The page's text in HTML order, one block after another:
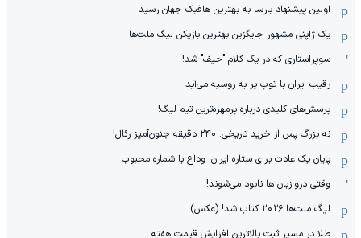
اولین پیشنهاد بارسا به بهترین هافبک جهان رسید
یک ژاپنی مشهور جایگزین بهترین بازیکن لیگ ملت‌ها
سوپراستاری که در یک کلام "حیف" شد!
رقیب ایران با توپ پر به روسیه می‌آید
پرسش‌های کلیدی درباره پرمهره‌ترین تیم لیگ!
نه بزرگ پس از خرید تاریخی: ۲۴۰ دقیقه جنون‌آمیز رئال!
پایان یک عادت برای ستاره ایران: وداع با شماره محبوب
وقتی دروازبان ها نابود می‌شوند!
لیگ ملت‌ها ٢٠٢۶ کتاب شد! (عکس)
طلا در مسیر ثبت بالاترین افزایش قیمت هفته